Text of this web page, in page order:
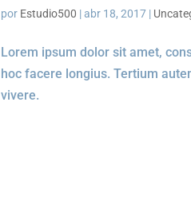
por Estudio500 |abr 18, 2017 |
Lorem ipsum dolor sit amet,
hoc facere longius. Tertium
vivere.